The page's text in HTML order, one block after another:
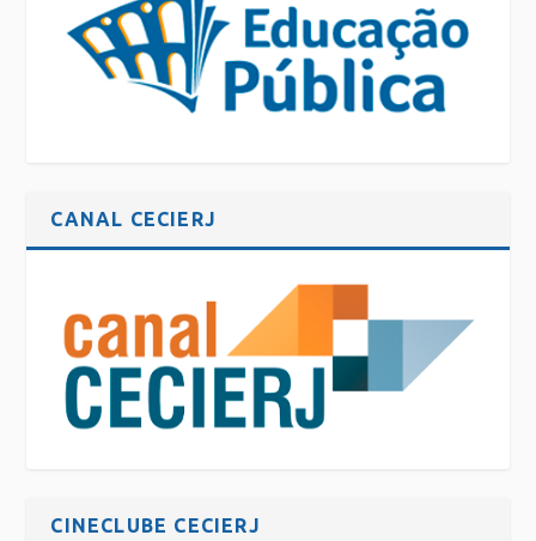
CANAL CECIERJ
CINECLUBE CECIERJ